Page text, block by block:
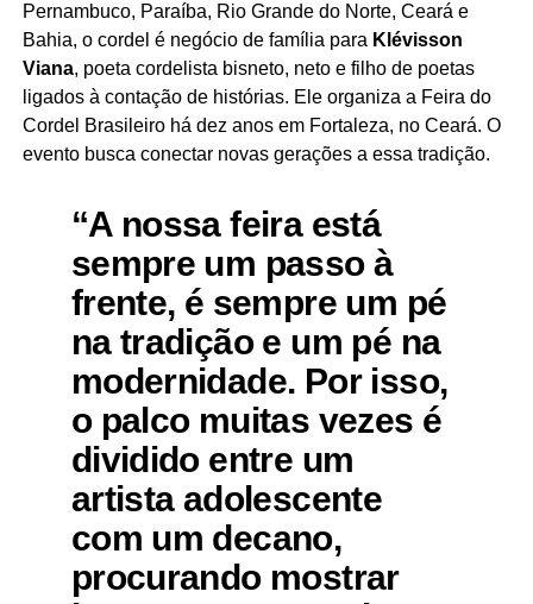
Pernambuco, Paraíba, Rio Grande do Norte, Ceará e
Bahia, o cordel é negócio de família para Klévisson
Viana, poeta cordelista bisneto, neto e filho de poetas
ligados à contação de histórias. Ele organiza a Feira do
Cordel Brasileiro há dez anos em Fortaleza, no Ceará. O
evento busca conectar novas gerações a essa tradição.
“A nossa feira está
sempre um passo à
frente, é sempre um pé
na tradição e um pé na
modernidade. Por isso,
o palco muitas vezes é
dividido entre um
artista adolescente
com um decano,
procurando mostrar